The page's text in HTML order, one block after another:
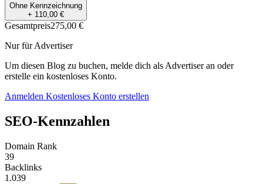
Ohne Kennzeichnung
+ 110,00 €
Gesamtpreis275,00 €
Nur für Advertiser
Um diesen Blog zu buchen, melde dich als Advertiser an oder
erstelle ein kostenloses Konto.
Anmelden Kostenloses Konto erstellen
SEO-Kennzahlen
Domain Rank
39
Backlinks
1.039